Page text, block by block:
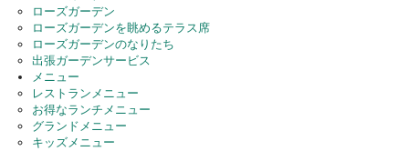
ローズガーデン
ローズガーデンを眺めるテラス席
ローズガーデンのなりたち
出張ガーデンサービス
メニュー
レストランメニュー
お得なランチメニュー
グランドメニュー
キッズメニュー